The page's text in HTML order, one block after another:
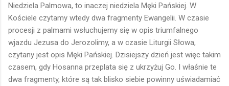
Niedziela Palmowa, to inaczej niedziela Męki Pańskiej. W
Kościele czytamy wtedy dwa fragmenty Ewangelii. W czasie
procesji z palmami wsłuchujemy się w opis triumfalnego
wjazdu Jezusa do Jerozolimy, a w czasie Liturgii Słowa,
czytany jest opis Męki Pańskiej. Dzisiejszy dzień jest więc takim
czasem, gdy Hosanna przeplata się z ukrzyżuj Go. I właśnie te
dwa fragmenty, które są tak blisko siebie powinny uświadamiać